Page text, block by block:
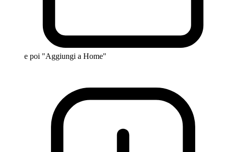
e poi "Aggiungi a Home"